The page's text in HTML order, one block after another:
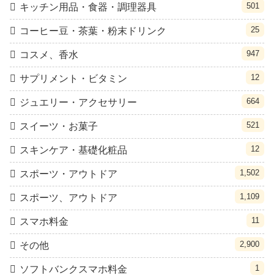
キッチン用品・食器・調理器具 501
コーヒー豆・茶葉・粉末ドリンク 25
コスメ、香水 947
サプリメント・ビタミン 12
ジュエリー・アクセサリー 664
スイーツ・お菓子 521
スキンケア・基礎化粧品 12
スポーツ・アウトドア 1,502
スポーツ、アウトドア 1,109
スマホ料金 11
その他 2,900
ソフトバンクスマホ料金 1